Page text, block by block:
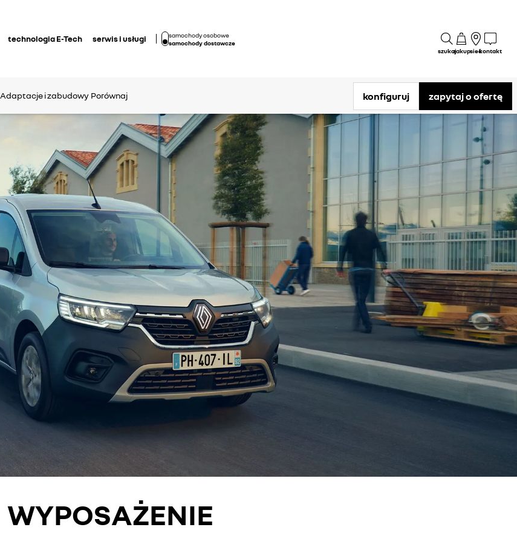
technologia E-Tech serwis i usługi
samochody osobowe
samochody dostawcze
szukajzakupsiećkontakt
Adaptacje i zabudowy Porównaj konfiguruj zapytaj o ofertę
WYPOSAŻENIE